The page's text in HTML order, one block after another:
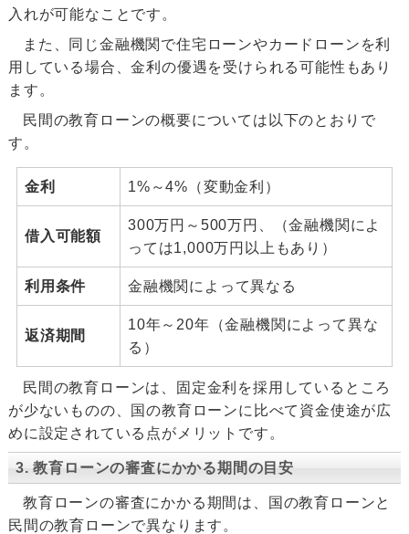
入れが可能なことです。
また、同じ金融機関で住宅ローンやカードローンを利
用している場合、金利の優遇を受けられる可能性もあり
ます。
民間の教育ローンの概要については以下のとおりで
す。
金利 1%～4%（変動金利）
借入可能額
300万円～500万円、（金融機関によ
っては1,000万円以上もあり）
利用条件 金融機関によって異なる
返済期間
10年～20年（金融機関によって異な
る）
民間の教育ローンは、固定金利を採用しているところ
が少ないものの、国の教育ローンに比べて資金使途が広
めに設定されている点がメリットです。
3. 教育ローンの審査にかかる期間の目安
教育ローンの審査にかかる期間は、国の教育ローンと
民間の教育ローンで異なります。